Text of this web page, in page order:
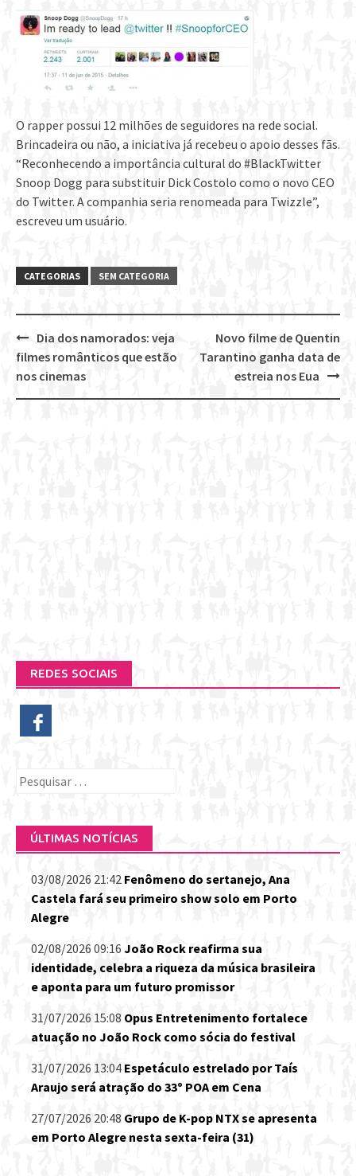
O rapper possui 12 milhões de seguidores na rede social.
Brincadeira ou não, a iniciativa já recebeu o apoio desses fãs.
“Reconhecendo a importância cultural do #BlackTwitter
Snoop Dogg para substituir Dick Costolo como o novo CEO
do Twitter. A companhia seria renomeada para Twizzle”,
escreveu um usuário.
CATEGORIAS SEM CATEGORIA
Post
navigation
Novo filme de Quentin
Tarantino ganha data de
estreia nos Eua
Dia dos namorados: veja
filmes românticos que estão
nos cinemas
REDES SOCIAIS
Pesquisar
ÚLTIMAS NOTÍCIAS
03/08/2026 21:42 Fenômeno do sertanejo, Ana
Castela fará seu primeiro show solo em Porto
Alegre
02/08/2026 09:16 João Rock reafirma sua
identidade, celebra a riqueza da música brasileira
e aponta para um futuro promissor
31/07/2026 15:08 Opus Entretenimento fortalece
atuação no João Rock como sócia do festival
31/07/2026 13:04 Espetáculo estrelado por Taís
Araujo será atração do 33º POA em Cena
27/07/2026 20:48 Grupo de K-pop NTX se apresenta
em Porto Alegre nesta sexta-feira (31)